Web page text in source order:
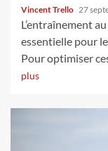
Vincent Trello 27
L’entraînement
essentielle pour
Pour optimiser
plus